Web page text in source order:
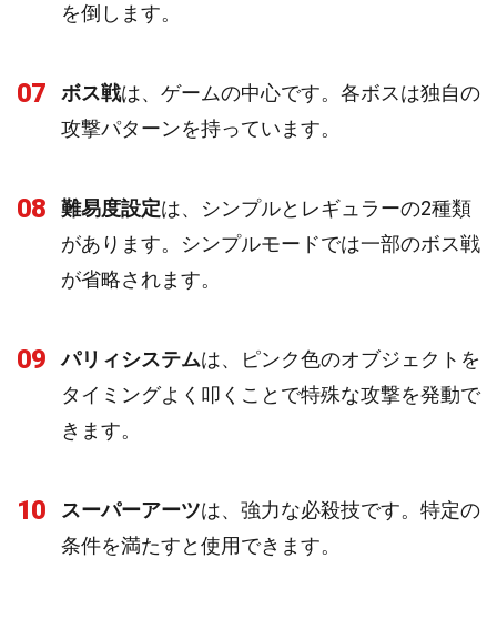
を倒します。
07 ボス戦は、ゲームの中心です。各ボスは独自の
攻撃パターンを持っています。
08 難易度設定は、シンプルとレギュラーの2種類
があります。シンプルモードでは一部のボス戦
が省略されます。
09 パリィシステムは、ピンク色のオブジェクトを
タイミングよく叩くことで特殊な攻撃を発動で
きます。
10 スーパーアーツは、強力な必殺技です。特定の
条件を満たすと使用できます。